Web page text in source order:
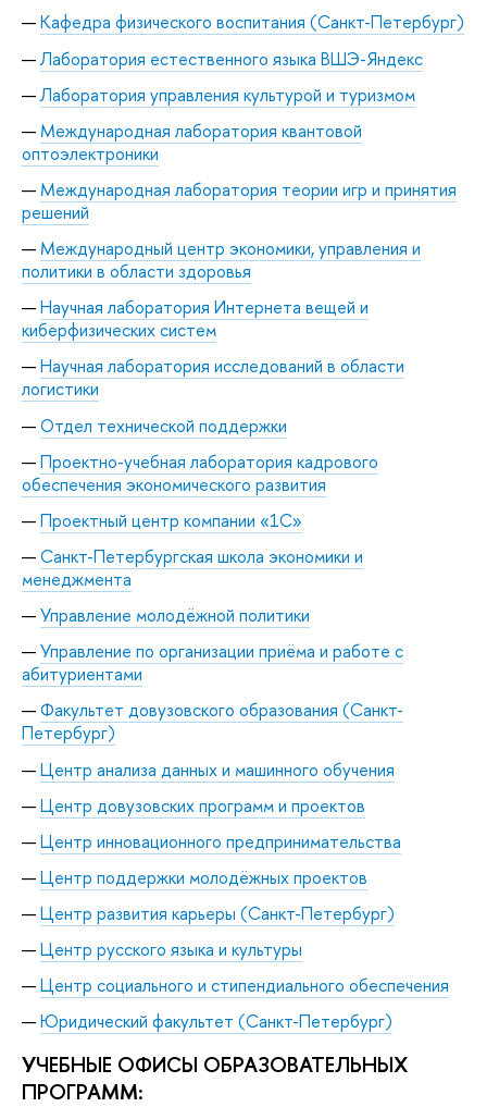
Кафедра физического воспитания (Санкт-Петербург)
Лаборатория естественного языка ВШЭ-Яндекс
Лаборатория управления культурой и туризмом
Международная лаборатория квантовой
оптоэлектроники
Международная лаборатория теории игр и принятия
решений
Международный центр экономики, управления и
политики в области здоровья
Научная лаборатория Интернета вещей и
киберфизических систем
Научная лаборатория исследований в области
логистики
Отдел технической поддержки
Проектно-учебная лаборатория кадрового
обеспечения экономического развития
Проектный центр компании «1С»
Санкт-Петербургская школа экономики и
менеджмента
Управление молодёжной политики
Управление по организации приёма и работе с
абитуриентами
Факультет довузовского образования (Санкт-
Петербург)
Центр анализа данных и машинного обучения
Центр довузовских программ и проектов
Центр инновационного предпринимательства
Центр поддержки молодёжных проектов
Центр развития карьеры (Санкт-Петербург)
Центр русского языка и культуры
Центр социального и стипендиального обеспечения
Юридический факультет (Санкт-Петербург)
УЧЕБНЫЕ ОФИСЫ ОБРАЗОВАТЕЛЬНЫХ
ПРОГРАММ: